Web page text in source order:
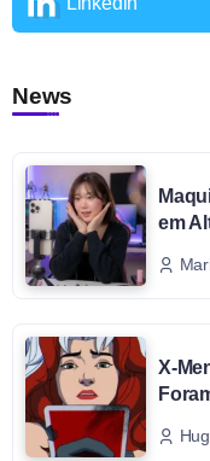
News
em
X-